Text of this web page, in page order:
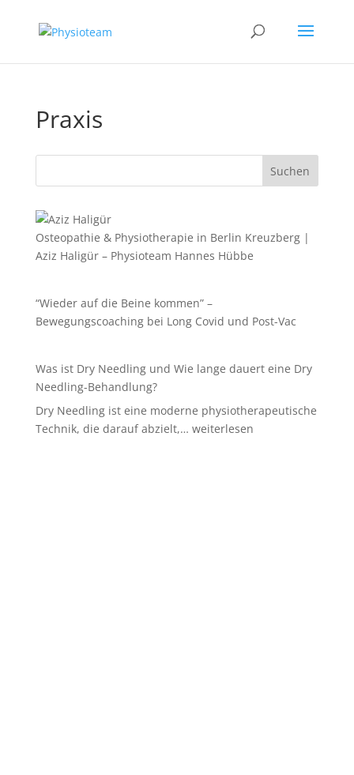
Praxis
Suchen
Osteopathie & Physiotherapie in Berlin Kreuzberg |
Aziz Haligür – Physioteam Hannes Hübbe
“Wieder auf die Beine kommen” –
Bewegungscoaching bei Long Covid und Post-Vac
Was ist Dry Needling und Wie lange dauert eine Dry
Needling-Behandlung?
Dry Needling ist eine moderne physiotherapeutische
Technik, die darauf abzielt,… Was
weiterlesen